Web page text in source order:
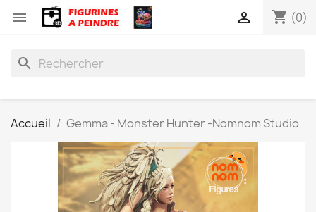
 shopping_cart (0)

search
Accueil Gemma - Monster Hunter -Nomnom Studio